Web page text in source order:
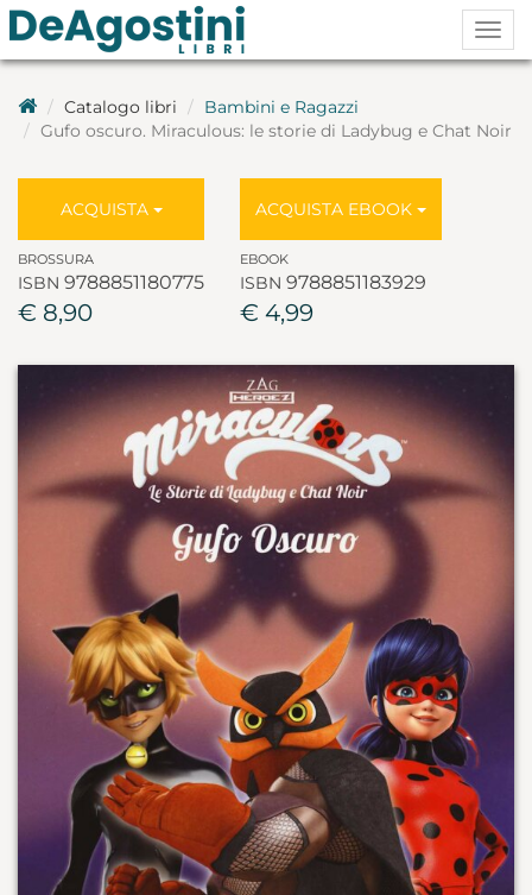
Catalogo libri
Bambini e Ragazzi
Gufo oscuro. Miraculous: le storie di Ladybug e Chat Noir
ACQUISTA
BROSSURA
ISBN 9788851180775
€ 8,90
ACQUISTA EBOOK
EBOOK
ISBN 9788851183929
€ 4,99